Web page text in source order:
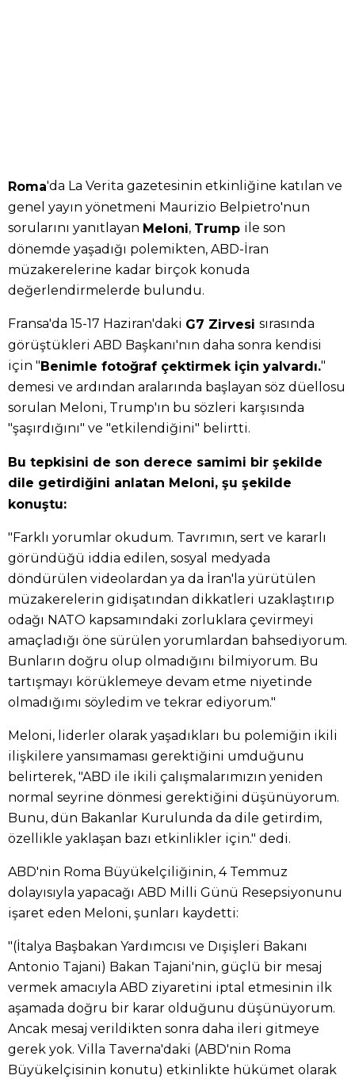
Roma'da La Verita gazetesinin etkinliğine katılan ve
genel yayın yönetmeni Maurizio Belpietro'nun
sorularını yanıtlayan Meloni, Trump ile son
dönemde yaşadığı polemikten, ABD-İran
müzakerelerine kadar birçok konuda
değerlendirmelerde bulundu.
Fransa'da 15-17 Haziran'daki G7 Zirvesi sırasında
görüştükleri ABD Başkanı'nın daha sonra kendisi
için "Benimle fotoğraf çektirmek için yalvardı."
demesi ve ardından aralarında başlayan söz düellosu
sorulan Meloni, Trump'ın bu sözleri karşısında
"şaşırdığını" ve "etkilendiğini" belirtti.
Bu tepkisini de son derece samimi bir şekilde
dile getirdiğini anlatan Meloni, şu şekilde
konuştu:
"Farklı yorumlar okudum. Tavrımın, sert ve kararlı
göründüğü iddia edilen, sosyal medyada
döndürülen videolardan ya da İran'la yürütülen
müzakerelerin gidişatından dikkatleri uzaklaştırıp
odağı NATO kapsamındaki zorluklara çevirmeyi
amaçladığı öne sürülen yorumlardan bahsediyorum.
Bunların doğru olup olmadığını bilmiyorum. Bu
tartışmayı körüklemeye devam etme niyetinde
olmadığımı söyledim ve tekrar ediyorum."
Meloni, liderler olarak yaşadıkları bu polemiğin ikili
ilişkilere yansımaması gerektiğini umduğunu
belirterek, "ABD ile ikili çalışmalarımızın yeniden
normal seyrine dönmesi gerektiğini düşünüyorum.
Bunu, dün Bakanlar Kurulunda da dile getirdim,
özellikle yaklaşan bazı etkinlikler için." dedi.
ABD'nin Roma Büyükelçiliğinin, 4 Temmuz
dolayısıyla yapacağı ABD Milli Günü Resepsiyonunu
işaret eden Meloni, şunları kaydetti:
"(İtalya Başbakan Yardımcısı ve Dışişleri Bakanı
Antonio Tajani) Bakan Tajani'nin, güçlü bir mesaj
vermek amacıyla ABD ziyaretini iptal etmesinin ilk
aşamada doğru bir karar olduğunu düşünüyorum.
Ancak mesaj verildikten sonra daha ileri gitmeye
gerek yok. Villa Taverna'daki (ABD'nin Roma
Büyükelçisinin konutu) etkinlikte hükümet olarak